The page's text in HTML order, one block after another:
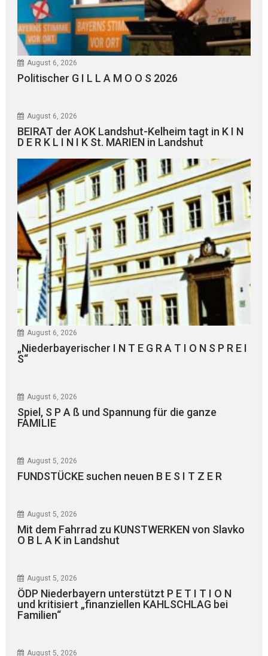
August 6, 2026
Politischer G I L L A M O O S 2026
August 6, 2026
BEIRAT der AOK Landshut-Kelheim tagt in K I N
D E R K L I N I K St. MARIEN in Landshut
August 6, 2026
„Niederbayerischer I N T E G R A T I O N S P R E I
S“
August 6, 2026
Spiel, S P A ß und Spannung für die ganze
FAMILIE
August 5, 2026
FUNDSTÜCKE suchen neuen B E S I T Z E R
August 5, 2026
Mit dem Fahrrad zu KUNSTWERKEN von Slavko
O B L A K in Landshut
August 5, 2026
ÖDP Niederbayern unterstützt P E T I T I O N
und kritisiert „finanziellen KAHLSCHLAG bei
Familien“
August 5, 2026